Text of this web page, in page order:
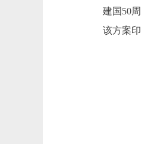
建国50
该方案